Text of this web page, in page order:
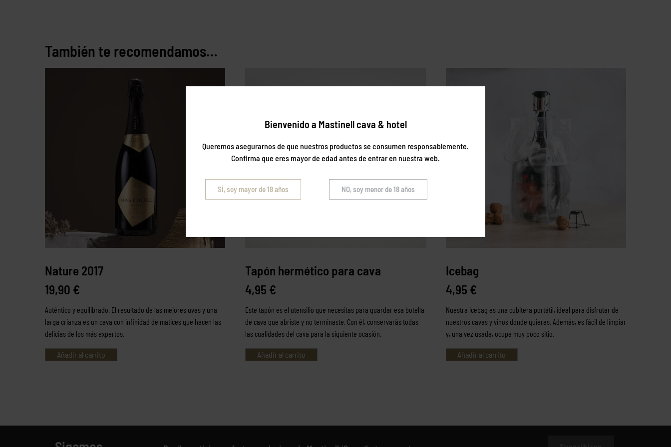
También te recomendamos…
Nature 2017
19,90 €
Auténtico y equilibrado. El resultado de las mejores uvas y una
larga crianza es un cava con infinidad de matices que hacen las
delicias de los más expertos.
Añadir al carrito
Tapón hermético para cava
4,95 €
Este tapón es el utensilio que necesitas para guardar esa botella
de cava que abriste y no terminaste. Con él, conservarás todas
las cualidades del cava para la siguiente ocasión.
Añadir al carrito
Icebag
4,95 €
Nuestra icebag es una cubitera portátil, ideal para disfrutar de
nuestros cavas y vinos donde quieras. Además, es fácil de limpiar
y, una vez usada, ocupa muy poco sitio.
Añadir al carrito
Bienvenido a Mastinell cava & hotel
Queremos asegurarnos de que nuestros productos se consumen responsablemente.
Confirma que eres mayor de edad antes de entrar en nuestra web.
SÍ, soy mayor de 18 años NO, soy menor de 18 años